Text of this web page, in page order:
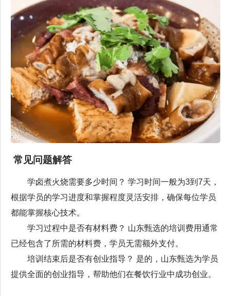
常见问题解答
学卤煮火烧需要多少时间？ 学习时间一般为3到7天，
根据学员的学习进度和掌握程度灵活安排，确保每位学员
都能掌握核心技术。
学习过程中是否有材料费？ 山东甄选的培训费用通常
已经包含了所需的材料费，学员无需额外支付。
培训结束后是否有创业指导？ 是的，山东甄选为学员
提供全面的创业指导，帮助他们在餐饮行业中成功创业。